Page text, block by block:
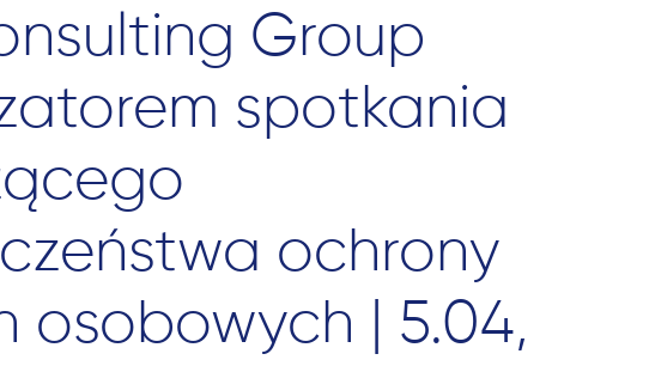
Group
spotkania
ochrony
osobowych | 5.04,